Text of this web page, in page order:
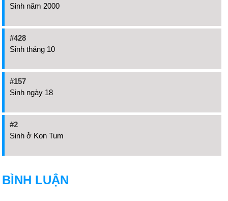
Sinh năm 2000
#428
Sinh tháng 10
#157
Sinh ngày 18
#2
Sinh ở Kon Tum
BÌNH LUẬN